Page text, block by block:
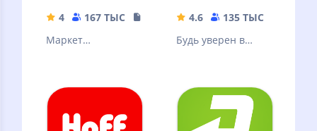
4 167 ТЫС
89.01 MB
Маркет
Выгодные покупки
онлайн с
доставкой на дом
4.6 135 ТЫС
Будь уверен в
приложением
Честный ЗНАК